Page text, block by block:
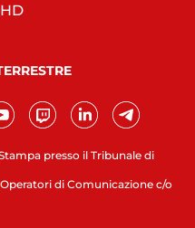
presso il Tribunale di
di Comunicazione c/o